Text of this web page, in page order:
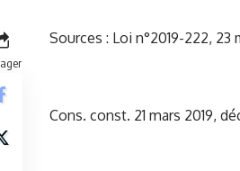
Sources : Loi n°2019-222,
Cons. const. 21 mars 2019,